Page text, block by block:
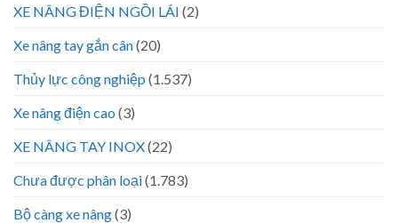
XE NÂNG ĐIỆN NGỒI LÁI (2)
Xe nâng tay gắn cân(20)
Thủy lực công nghiệp (1.537)
Xe nâng điện cao (3)
XE NÂNG TAY INOX(22)
Chưa được phân loại(1.783)
Bộ càng xe nâng(3)